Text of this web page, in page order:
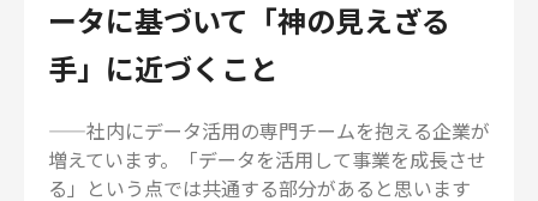
ータに基づいて「神の見えざる
手」に近づくこと
——社内にデータ活用の専門チームを抱える企業が
増えています。「データを活用して事業を成長させ
る」という点では共通する部分があると思います